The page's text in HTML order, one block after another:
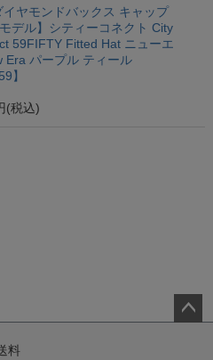
イヤモンドバックス キャップ
モデル】シティーコネクト City
59FIFTY Fitted Hat ニューエ
Era パープル ティール
】
(税込)
料